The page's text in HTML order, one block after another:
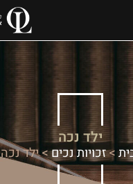
ילד נכה
>זכויות נכים>ילד נכה